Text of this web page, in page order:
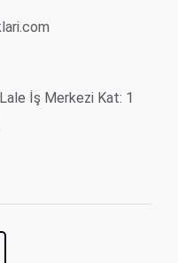
İş Merkezi Kat: 1